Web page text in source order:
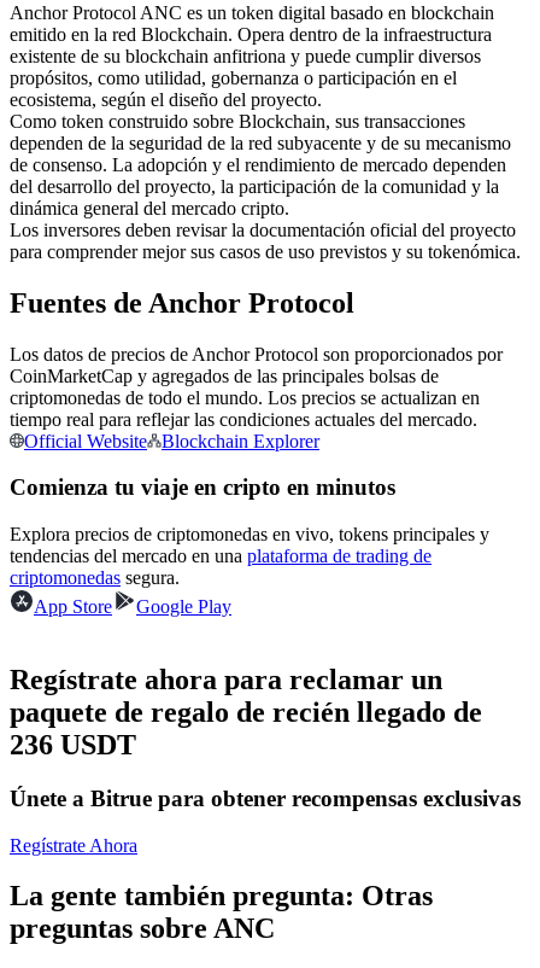
Futuros del USDC
Futuros que utilizan USDC como garantía
Copiar Trading
Únete a los mejores traders
Disfruta del reparto de beneficios y comisiones de copy trading
Información
Anchor Protocol ANC es un token digital basado en blockchain
emitido en la red Blockchain. Opera dentro de la infraestructura
existente de su blockchain anfitriona y puede cumplir diversos
propósitos, como utilidad, gobernanza o participación en el
ecosistema, según el diseño del proyecto.
Como token construido sobre Blockchain, sus transacciones
dependen de la seguridad de la red subyacente y de su mecanismo
de consenso. La adopción y el rendimiento de mercado dependen
del desarrollo del proyecto, la participación de la comunidad y la
dinámica general del mercado cripto.
Los inversores deben revisar la documentación oficial del proyecto
para comprender mejor sus casos de uso previstos y su tokenómica.
Fuentes de Anchor Protocol
Los datos de precios de Anchor Protocol son proporcionados por
CoinMarketCap y agregados de las principales bolsas de
criptomonedas de todo el mundo. Los precios se actualizan en
tiempo real para reflejar las condiciones actuales del mercado.
Official Website
Blockchain Explorer
Comienza tu viaje en cripto en minutos
Explora precios de criptomonedas en vivo, tokens principales y
tendencias del mercado en una plataforma de trading de
criptomonedas segura.
App Store
Google Play
Regístrate ahora para reclamar un
paquete de regalo de recién llegado de
236 USDT
Únete a Bitrue para obtener recompensas exclusivas
Regístrate Ahora
La gente también pregunta: Otras
preguntas sobre ANC